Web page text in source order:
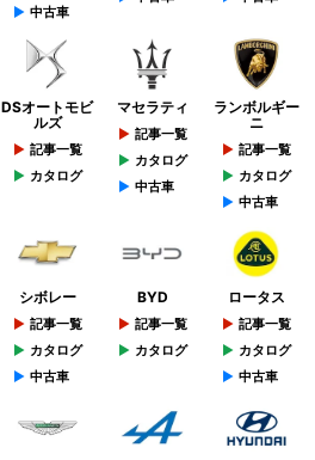
中古車
DSオートモビ
ルズ
記事一覧
カタログ
マセラティ
記事一覧
カタログ
中古車
ランボルギー
ニ
記事一覧
カタログ
中古車
シボレー
記事一覧
カタログ
中古車
BYD
記事一覧
カタログ
ロータス
記事一覧
カタログ
中古車